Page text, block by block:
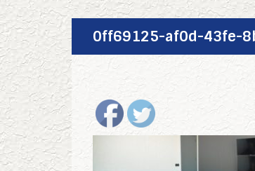
0ff69125-af0d-43fe-